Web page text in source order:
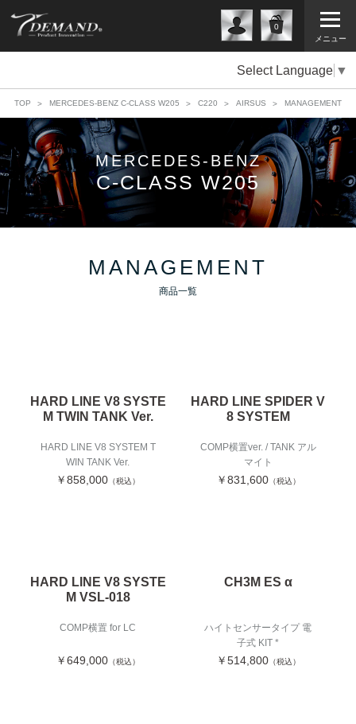
メニュー
0
Select Language ▼
TOP MERCEDES-BENZ C-CLASS W205 C220 AIRSUS MANAGEMENT
MERCEDES-BENZ
C-CLASS W205
MANAGEMENT
商品一覧
HARD LINE V8 SYSTE
M TWIN TANK Ver.
HARD LINE V8 SYSTEM T
WIN TANK Ver.
￥858,000 （税込）
HARD LINE SPIDER V
8 SYSTEM
COMP横置ver. / TANK アル
マイト
￥831,600（税込）
HARD LINE V8 SYSTE
M VSL-018
COMP横置 for LC
￥649,000 （税込）
CH3M ES α
ハイトセンサータイプ 電
子式 KIT *
￥514,800（税込）